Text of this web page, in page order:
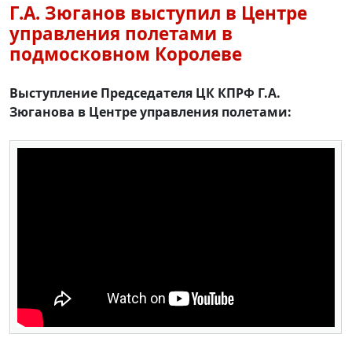
Г.А. Зюганов выступил в Центре
управления полетами в
подмосковном Королеве
Выступление Председателя ЦК КПРФ Г.А.
Зюганова в Центре управления полетами: